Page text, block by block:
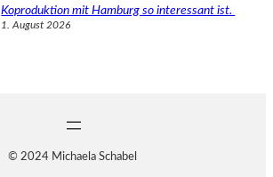
Koproduktion mit Hamburg so interessant ist.
1. August 2026
© 2024 Michaela Schabel